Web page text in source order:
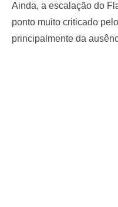
Ainda, a escalação do
ponto muito criticado
principalmente da